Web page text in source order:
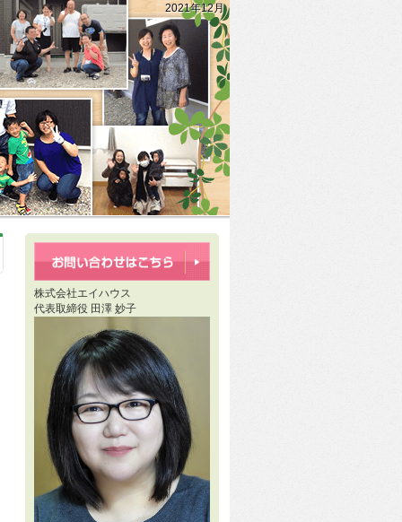
2021年12月
株式会社エイハウス
代表取締役 田澤 妙子